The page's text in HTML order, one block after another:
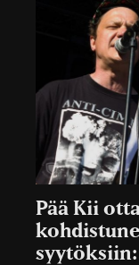
Pää Kii
syytöksiin: